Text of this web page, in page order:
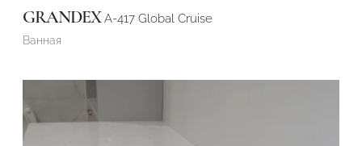
GRANDEXA-417 Global Cruise
Ванная